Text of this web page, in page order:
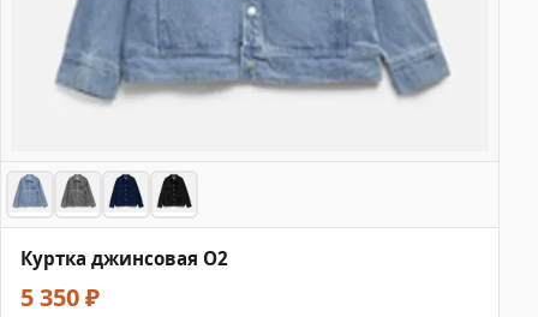
Куртка джинсовая O2
5 350 ₽